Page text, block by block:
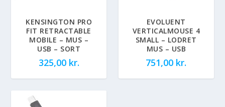
KENSINGTON PRO
FIT RETRACTABLE
MOBILE – MUS –
USB – SORT
325,00 kr.
EVOLUENT
VERTICALMOUSE 4
SMALL – LODRET
MUS – USB
751,00 kr.